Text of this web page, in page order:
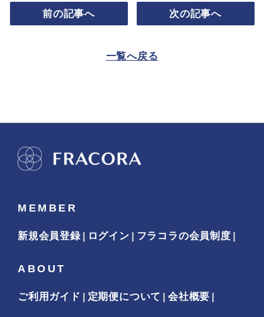
前の記事へ
一覧へ戻る
次の記事へ
MEMBER
新規会員登録 ログイン フラコラの会員制度
ABOUT
ご利用ガイド 定期便について 会社概要